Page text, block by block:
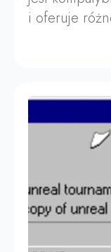
i oferuje